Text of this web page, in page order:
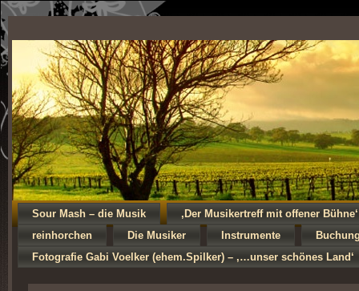
Sour Mash – die Musik
‚Der Musikertreff mit offener Bühne‘
reinhorchen
Die Musiker Instrumente
Fotografie Gabi Voelker (ehem.Spilker) – ‚…unser schönes Land‘